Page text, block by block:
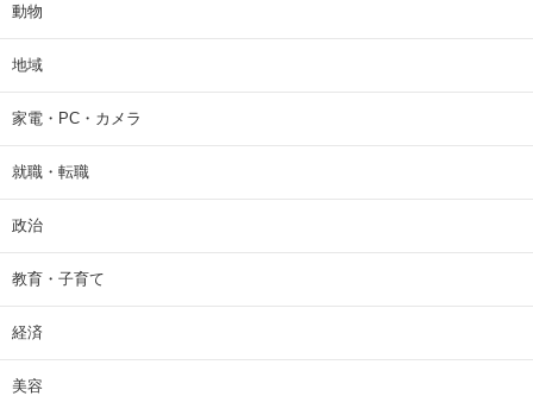
動物
地域
家電・PC・カメラ
就職・転職
政治
教育・子育て
経済
美容